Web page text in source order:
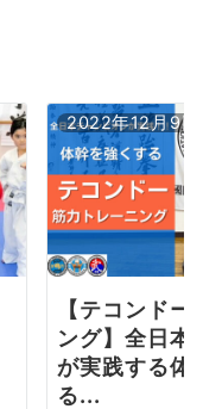
2022年12月9日
【テコンド
ング】全日本
が実践する体
る...